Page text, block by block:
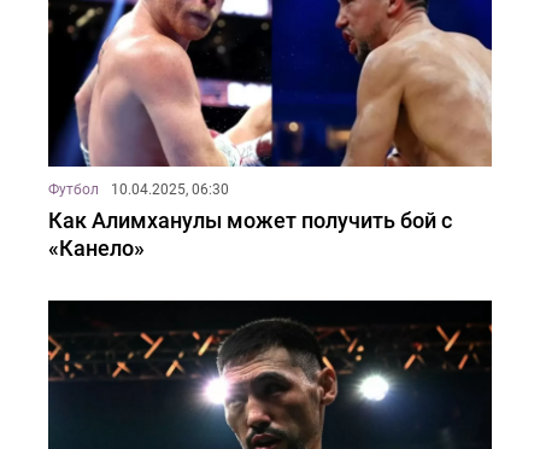
Футбол 10.04.2025, 06:30
Как Алимханулы может получить бой с
«Канело»